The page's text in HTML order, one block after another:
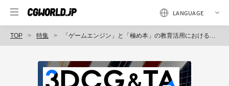
TOP 特集 「ゲームエンジン」と「極め本」の教育活用における落とし穴を避けるには